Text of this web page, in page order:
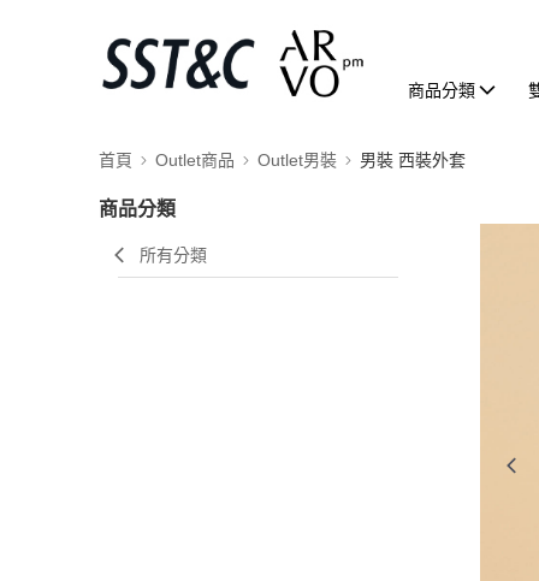
商品分類
首頁 Outlet商品 Outlet男裝 男裝 西裝外套
商品分類
所有分類